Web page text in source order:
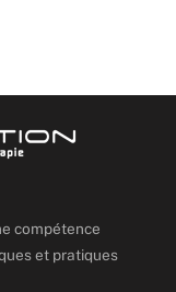
compétence
et pratiques